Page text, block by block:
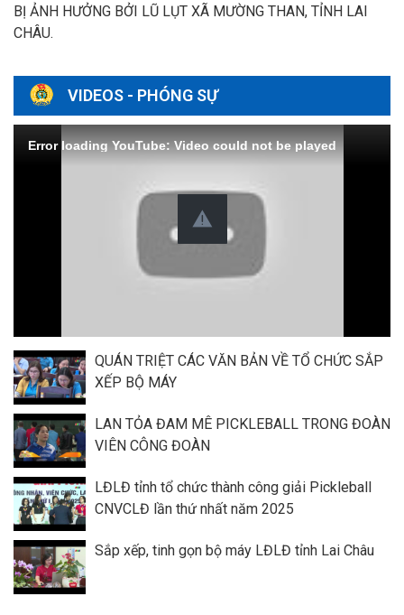
BỊ ẢNH HƯỞNG BỞI LŨ LỤT XÃ MƯỜNG THAN, TỈNH LAI
CHÂU.
VIDEOS - PHÓNG SỰ
Error loading YouTube: Video could not be played
QUÁN TRIỆT CÁC VĂN BẢN VỀ TỔ CHỨC SẮP
XẾP BỘ MÁY
LAN TỎA ĐAM MÊ PICKLEBALL TRONG ĐOÀN
VIÊN CÔNG ĐOÀN
LĐLĐ tỉnh tổ chức thành công giải Pickleball
CNVCLĐ lần thứ nhất năm 2025
Sắp xếp, tinh gọn bộ máy LĐLĐ tỉnh Lai Châu